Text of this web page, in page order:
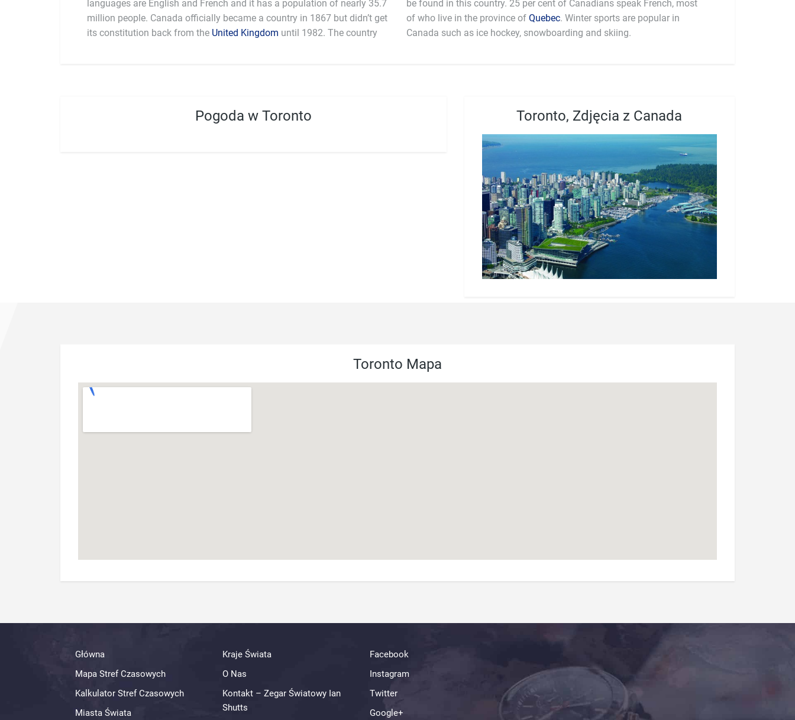
languages are English and French and it has a population of nearly 35.7
million people. Canada officially became a country in 1867 but didn’t get
its constitution back from the United Kingdom until 1982. The country
be found in this country. 25 per cent of Canadians speak French, most
of who live in the province of Quebec. Winter sports are popular in
Canada such as ice hockey, snowboarding and skiing.
Pogoda w Toronto Toronto, Zdjęcia z Canada
Toronto Mapa
Główna
Mapa Stref Czasowych
Kalkulator Stref Czasowych
Miasta Świata
Kraje Świata
O Nas
Kontakt – Zegar Światowy Ian
Shutts
Facebook
Instagram
Twitter
Google+